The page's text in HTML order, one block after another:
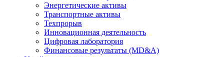
Энергетические активы
Транспортные активы
Техпрорыв
Инновационная деятельность
Цифровая лаборатория
Финансовые результаты (MD&A)